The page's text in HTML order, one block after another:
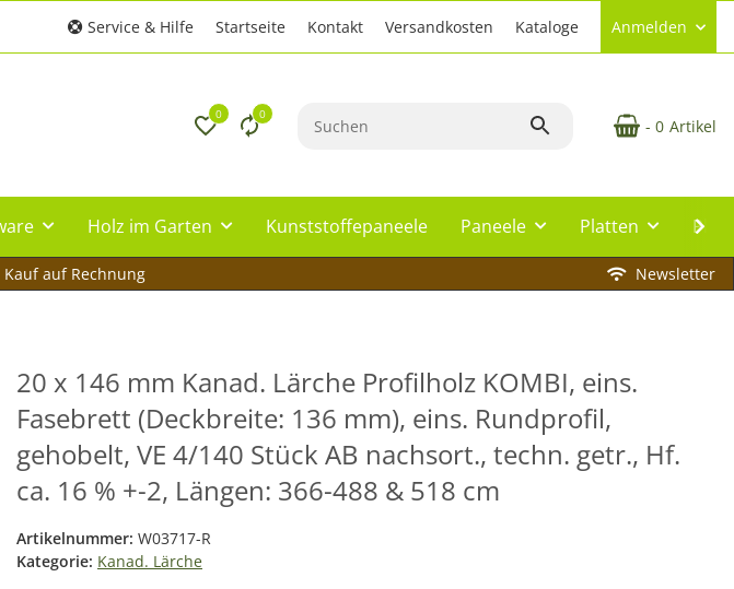
Service & Hilfe Startseite Kontakt Versandkosten Kataloge Anmelden
0 0
- 0 Artikel
Holz im Garten Kunststoffepaneele Paneele Platten
Kauf auf Rechnung
Newsletter
20 x 146 mm Kanad. Lärche Profilholz KOMBI, eins.
Fasebrett (Deckbreite: 136 mm), eins. Rundprofil,
gehobelt, VE 4/140 Stück AB nachsort., techn. getr., Hf.
ca. 16 % +-2, Längen: 366-488 & 518 cm
Artikelnummer: W03717-R
Kategorie: Kanad. Lärche